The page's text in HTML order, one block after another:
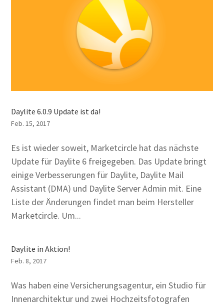
Daylite 6.0.9 Update ist da!
Feb. 15, 2017
Es ist wieder soweit, Marketcircle hat das nächste
Update für Daylite 6 freigegeben. Das Update bringt
einige Verbesserungen für Daylite, Daylite Mail
Assistant (DMA) und Daylite Server Admin mit. Eine
Liste der Änderungen findet man beim Hersteller
Marketcircle. Um...
Daylite in Aktion!
Feb. 8, 2017
Was haben eine Versicherungsagentur, ein Studio für
Innenarchitektur und zwei Hochzeitsfotografen